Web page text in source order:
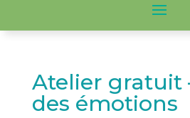
Atelier gratuit
des émotions